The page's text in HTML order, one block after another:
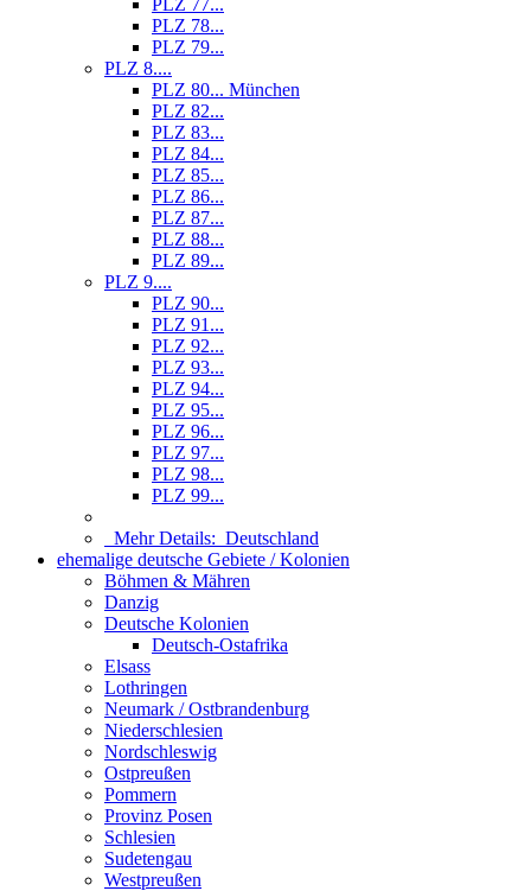
PLZ 77...
PLZ 78...
PLZ 79...
PLZ 8....
PLZ 80... München
PLZ 82...
PLZ 83...
PLZ 84...
PLZ 85...
PLZ 86...
PLZ 87...
PLZ 88...
PLZ 89...
PLZ 9....
PLZ 90...
PLZ 91...
PLZ 92...
PLZ 93...
PLZ 94...
PLZ 95...
PLZ 96...
PLZ 97...
PLZ 98...
PLZ 99...
Mehr Details: Deutschland
ehemalige deutsche Gebiete / Kolonien
Böhmen & Mähren
Danzig
Deutsche Kolonien
Deutsch-Ostafrika
Elsass
Lothringen
Neumark / Ostbrandenburg
Niederschlesien
Nordschleswig
Ostpreußen
Pommern
Provinz Posen
Schlesien
Sudetengau
Westpreußen